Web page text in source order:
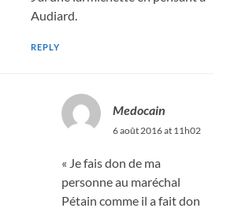
Audiard.
REPLY
Medocain
6 août 2016 at 11h02
« Je fais don de ma
personne au maréchal
Pétain comme il a fait don